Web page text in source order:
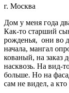
г. Москва
Дом у меня года
Как-то старший
рожденья, они во
начала, мангал
кованый, на заказ
насквозь. На вид-
больше. Но на
сам не видел, а